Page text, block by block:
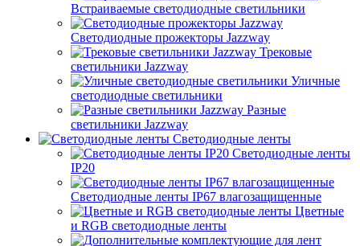
Встраиваемые светодиодные светильники
Светодиодные прожекторы Jazzway
Трековые
светильники Jazzway
Уличные
светодиодные светильники
Разные
светильники Jazzway
Светодиодные ленты
Светодиодные ленты
IP20
Светодиодные ленты IP67 влагозащищенные
Цветные
и RGB светодиодные ленты